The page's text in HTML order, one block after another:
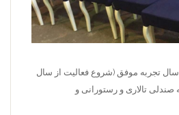
آریان صنعت با اتکا به 20 سال تجربه موفق (شروع فعالیت از سال